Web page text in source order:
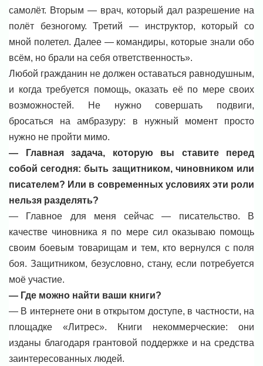
самолёт. Вторым — врач, который дал разрешение на
полёт безногому. Третий — инструктор, который со
мной полетел. Далее — командиры, которые знали обо
всём, но брали на себя ответственность».
Любой гражданин не должен оставаться равнодушным,
и когда требуется помощь, оказать её по мере своих
возможностей. Не нужно совершать подвиги,
бросаться на амбразуру: в нужный момент просто
нужно не пройти мимо.
— Главная задача, которую вы ставите перед
собой сегодня: быть защитником, чиновником или
писателем? Или в современных условиях эти роли
нельзя разделять?
— Главное для меня сейчас — писательство. В
качестве чиновника я по мере сил оказываю помощь
своим боевым товарищам и тем, кто вернулся с поля
боя. Защитником, безусловно, стану, если потребуется
моё участие.
— Где можно найти ваши книги?
— В интернете они в открытом доступе, в частности, на
площадке «Литрес». Книги некоммерческие: они
изданы благодаря грантовой поддержке и на средства
заинтересованных людей.